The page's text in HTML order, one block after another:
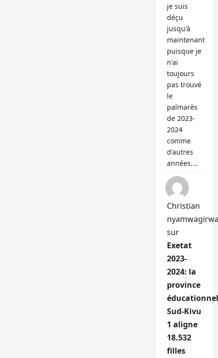
je suis
déçu
jusqu'à
maintenant
puisque je
n'ai
toujours
pas trouvé
le
palmarès
de 2023-
2024
comme
d'autres
années.…
Christian
sur
Exetat
2023-
2024: la
province
Sud-Kivu
1 aligne
18.532
filles